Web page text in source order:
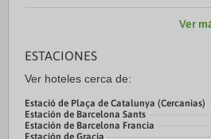
Ver
ESTACIONES
Ver hoteles cerca de:
Estació de Plaça de Catalunya (Cercanias)
Estación de Barcelona Sants
Estación de Barcelona Francia
Estación de Gracia